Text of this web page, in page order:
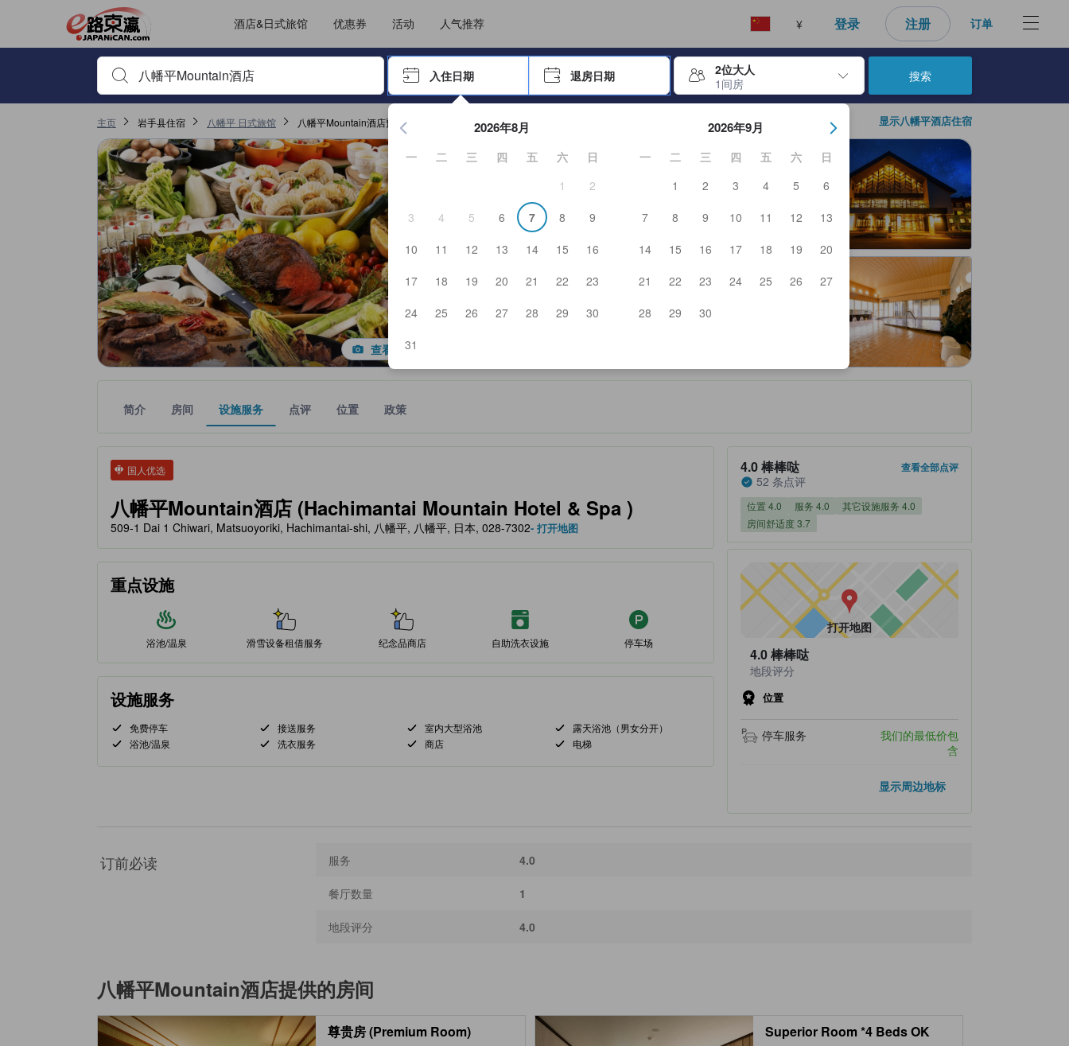
酒店&日式旅馆 优惠券 活动 人气推荐 ¥ 登录 注册 订单
输入住宿名或关键词以搜索，使用箭头或 tab 键以移动，点击 Enter 键以选择
入住日期 退房日期
2位大人
1间房
按 Enter 键开始浏览日期选择器。使用箭头键浏览入住和退房日期。使用 Enter 键选择日期后，入住日期将被选择。重复相同操作以选择
2026年8月
一 二 三 四 五 六
日
1
2
3
4 5 6 7 8
9
10
11 12 13 14 15
16
17
18 19 20 21 22
23
24
25 26 27 28 29
30
31
2026年9月
一 二 三 四 五 六
日
1
2 3 4 5
6
7
8 9 10 11 12
13
14
15 16 17 18 19
20
21
22 23 24 25 26
27
28
29 30
搜索
主页 岩手县住宿 八幡平 日式旅馆 八幡平Mountain酒店预订 显示八幡平酒店住宿
查看全部图片
简介 房间 设施服务 点评 位置 政策
国人优选
tooltip
八幡平Mountain酒店 (Hachimantai Mountain Hotel & Spa )
tooltip
金色星星表示的等级信息由合作第三方平台提供，仅作为住宿舒适度、设施服务等方面的水平参考。
509-1 Dai 1 Chiwari, Matsuoyoriki, Hachimantai-shi, 八幡平, 八幡平, 日本, 028-7302- 打开地图
重点设施
浴池/温泉 滑雪设备租借服务 纪念品商店 自助洗衣设施 停车场
设施服务
免费停车 接送服务 室内大型浴池
露天浴池（男女分开）
浴池/温泉
洗衣服务 商店 电梯
住客评分 4.0，满分 5 棒棒哒 52 条点评
4.0棒棒哒
52 条点评
查看全部点评
位置 4.0 服务 4.0
其它设施服务 4.0
房间舒适度 3.7
打开地图
4.0棒棒哒
地段评分
位置
停车服务
我们的最低价包
含
显示周边地标
订前必读 服务 4.0
餐厅数量 1
地段评分 4.0
八幡平Mountain酒店提供的房间
尊贵房 (Premium Room) Superior Room *4 Beds OK
JAPANiCAN上的点评均来自于真实用户，个人评价在完成预订和入住后才能顺利提交，从而确保了点评的真实性及可靠性，也有助于用户作出更好的预订选择。
位置评分 4，满分 5，是八幡平的高分
服务评分 4，满分 5，是八幡平的高分
其它设施服务评分 4，满分 5，是八幡平的高分
房间舒适度评分 3.7，满分 5，是八幡平的高分